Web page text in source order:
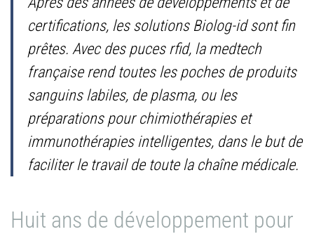
certifications, les solutions Biolog-id sont fin
prêtes. Avec des puces rfid, la medtech
française rend toutes les poches de produits
sanguins labiles, de plasma, ou les
préparations pour chimiothérapies et
immunothérapies intelligentes, dans le but de
faciliter le travail de toute la chaîne médicale.
Huit ans de développement pour